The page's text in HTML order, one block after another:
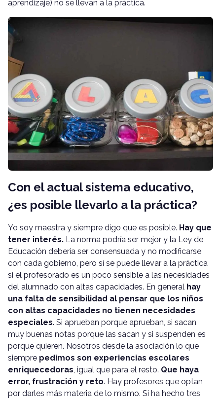
aprendizaje) no se llevan a la práctica.
Con el actual sistema educativo,
¿es posible llevarlo a la práctica?
Yo soy maestra y siempre digo que es posible. Hay que
tener interés. La norma podría ser mejor y la Ley de
Educación debería ser consensuada y no modificarse
con cada gobierno, pero sí se puede llevar a la práctica
si el profesorado es un poco sensible a las necesidades
del alumnado con altas capacidades. En general hay
una falta de sensibilidad al pensar que los niños
con altas capacidades no tienen necesidades
especiales. Si aprueban porque aprueban, si sacan
muy buenas notas porque las sacan y si suspenden es
porque quieren. Nosotros desde la asociación lo que
siempre pedimos son experiencias escolares
enriquecedoras, igual que para el resto. Que haya
error, frustración y reto. Hay profesores que optan
por darles más materia de lo mismo. Si ha hecho tres